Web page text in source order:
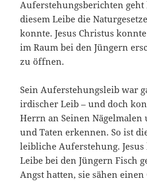
Auferstehungsberichten
diesem Leibe die
konnte. Jesus Christus
im Raum bei den Jüngern
zu öffnen.
Sein Auferstehungsleib war
irdischer Leib – und doch
Herrn an Seinen Nägelmalen
und Taten erkennen. So ist
leibliche Auferstehung.
Leibe bei den Jüngern Fisch
Angst hatten, sie sähen einen